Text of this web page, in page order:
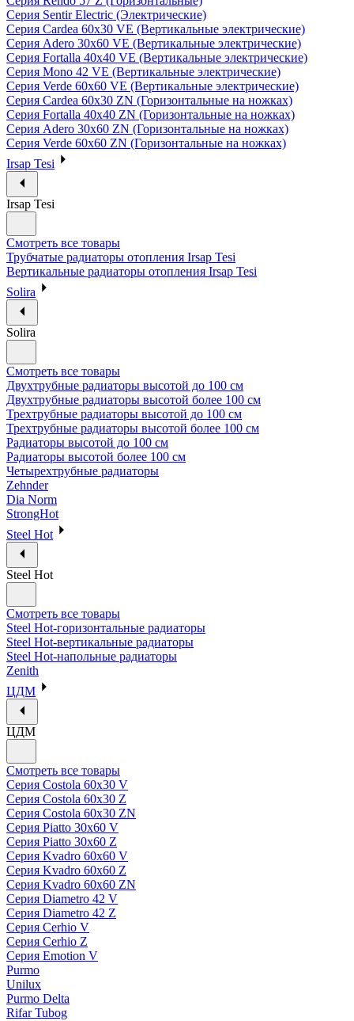
Серия Sentir Electric (Электрические)
Серия Cardea 60х30 VE (Вертикальные электрические)
Серия Adero 30х60 VE (Вертикальные электрические)
Серия Fortalla 40х40 VE (Вертикальные электрические)
Серия Mono 42 VE (Вертикальные электрические)
Серия Verde 60х60 VE (Вертикальные электрические)
Серия Cardea 60х30 ZN (Горизонтальные на ножках)
Серия Fortalla 40х40 ZN (Горизонтальные на ножках)
Серия Adero 30х60 ZN (Горизонтальные на ножках)
Серия Verde 60х60 ZN (Горизонтальные на ножках)
Irsap Tesi
Irsap Tesi
Смотреть все товары
Трубчатые радиаторы отопления Irsap Tesi
Вертикальные радиаторы отопления Irsap Tesi
Solira
Solira
Смотреть все товары
Двухтрубные радиаторы высотой до 100 см
Двухтрубные радиаторы высотой более 100 см
Трехтрубные радиаторы высотой до 100 см
Трехтрубные радиаторы высотой более 100 см
Радиаторы высотой до 100 см
Радиаторы высотой более 100 см
Четырехтрубные радиаторы
Zehnder
Dia Norm
StrongHot
Steel Hot
Steel Hot
Смотреть все товары
Steel Hot-горизонтальные радиаторы
Steel Hot-вертикальные радиаторы
Steel Hot-напольные радиаторы
Zenith
ЦДМ
ЦДМ
Смотреть все товары
Серия Costola 60х30 V
Серия Costola 60х30 Z
Серия Costola 60х30 ZN
Серия Piatto 30х60 V
Серия Piatto 30х60 Z
Серия Kvadro 60х60 V
Серия Kvadro 60х60 Z
Серия Kvadro 60х60 ZN
Серия Diametro 42 V
Серия Diametro 42 Z
Серия Cerhio V
Серия Cerhio Z
Серия Emotion V
Purmo
Unilux
Purmo Delta
Rifar Tubog